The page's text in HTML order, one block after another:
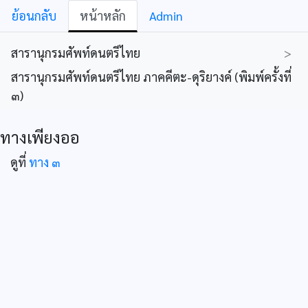
ย้อนกลับ หน้าหลัก Admin
สารานุกรมศัพท์ดนตรีไทย
>
สารานุกรมศัพท์ดนตรีไทย ภาคคีตะ-ดุริยางค์ (พิมพ์ครั้งที่
๓)
ทางเพียงออ
ดูที่ ทาง ๓